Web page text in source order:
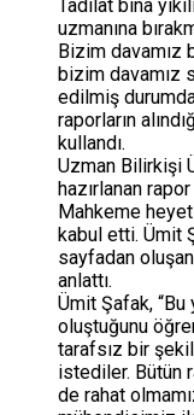
Tadilat bina
uzmanına
Bizim davamız
bizim davamız
edilmiş
raporların
kullandı.
Uzman Bilirkişi
hazırlanan
Mahkeme
kabul etti. Ümit
sayfadan
anlattı.
Ümit Şafak, “Bu
oluştuğunu
tarafsız bir
istediler. Bütün
de rahat